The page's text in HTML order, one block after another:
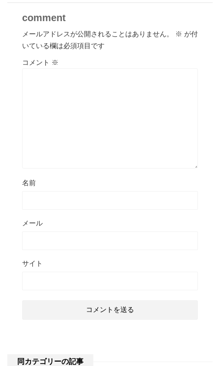
comment
メールアドレスが公開されることはありません。 ※ が付
いている欄は必須項目です
コメント ※
名前
メール
サイト
同カテゴリーの記事